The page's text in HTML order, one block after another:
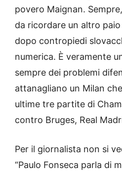
povero Maignan.
da ricordare un altro
dopo contropiedi
numerica. È veramente
sempre dei problemi
attanagliano un Milan
ultime tre partite di
contro Bruges, Real
Per il giornalista non si
“Paulo Fonseca parla di